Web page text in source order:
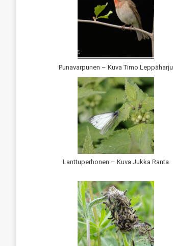
Punavarpunen – Kuva Timo Leppäharju
Lanttuperhonen – Kuva Jukka Ranta